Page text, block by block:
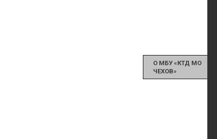
О МБУ «КТД МО
ЧЕХОВ»